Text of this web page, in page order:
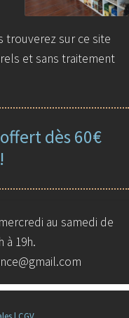
trouverez sur ce site
et sans traitement
dès 60€
au samedi de
à 19h.